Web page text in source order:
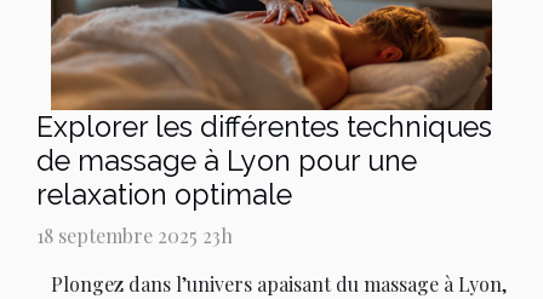
Explorer les différentes techniques
de massage à Lyon pour une
relaxation optimale
18 septembre 2025 23h
Plongez dans l’univers apaisant du massage à Lyon,